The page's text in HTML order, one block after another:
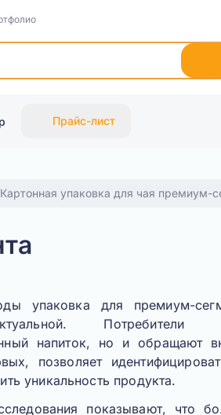
Прайс-лист
Картонная упаковка для чая премиум-
упаковка для премиум-
Потребители
напиток, но и обращают
позволяет
уникальность продукта.
показывают, что